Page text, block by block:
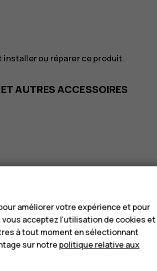
ou réparer ce produit.
AUTRES ACCESSOIRES
et autres accessoires agréés
incompatibles.
AU SEC
améliorer votre expérience et pour
acceptez l’utilisation de cookies et
à tout moment en sélectionnant
sur notrepolitique relative aux